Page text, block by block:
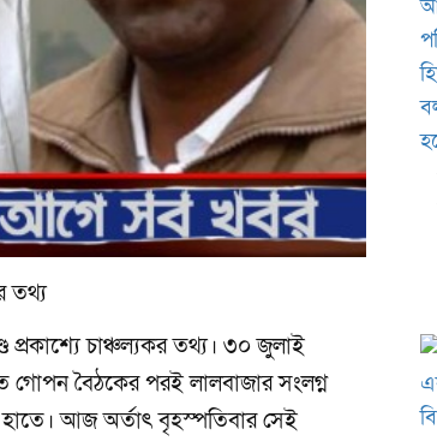
তথ্য
প্রকাশ্যে চাঞ্চল্যকর তথ্য। ৩০ জুলাই
বৈঠকের পরই লালবাজার সংলগ্ন
হাতে। আজ অর্তাৎ বৃহস্পতিবার সেই